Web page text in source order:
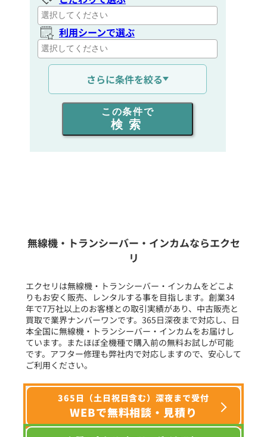
利用シーンで選ぶ
通信距離を選ぶ
出力を選ぶ
同時通話人数を選ぶ
フリーワード入力(製品名等)
選択条件をリセット
さらに条件を絞る
この条件で
検索
無線機・トランシーバー・インカムならエクセ
リ
エクセリは無線機・トランシーバー・インカムをどこよ
りもお安く販売、レンタルする事を目指します。創業34
年で7万社以上のお客様との取引実績があり、中古販売と
買取で業界ナンバーワンです。365日深夜まで対応し、日
本全国に無線機・トランシーバー・インカムをお届けし
ています。またほぼ全機種で購入前の無料お試しが可能
です。アフター修理も弊社内で対応しますので、安心して
ご利用ください。
365日（土日祝日含む）深夜まで受付
WEBで無料相談・見積り